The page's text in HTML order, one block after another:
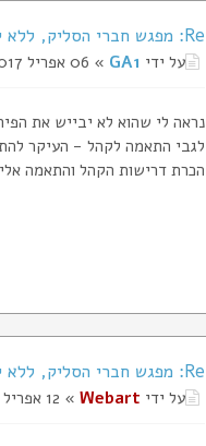
Re: מפגש חברי הסליק, ללא ירי כלל, נשמע לכם?
על ידי GA1 » 06 אפריל 2017, 00:08
נראה לי שהוא לא יבייש את
לגבי התאמה לקהל - העיקר
הכרת דרישות הקהל והתאמה
Re: מפגש חברי הסליק, ללא ירי כלל, נשמע לכם?
על ידי Webart » 12 אפריל 2017, 18:11